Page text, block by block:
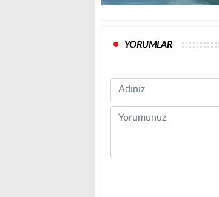
YORUMLAR
Name
Comment